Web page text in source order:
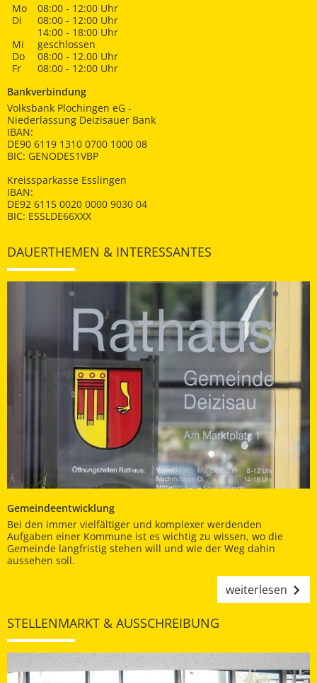
Mo
08:00 - 12:00 Uhr
Di
08:00 - 12:00 Uhr
14:00 - 18:00 Uhr
Mi
geschlossen
Do
08:00 - 12.00 Uhr
Fr
08:00 - 12:00 Uhr
Bankverbindung
Volksbank Plochingen eG -
Niederlassung Deizisauer Bank
IBAN:
DE90 6119 1310 0700 1000 08
BIC: GENODES1VBP
Kreissparkasse Esslingen
IBAN:
DE92 6115 0020 0000 9030 04
BIC: ESSLDE66XXX
DAUERTHEMEN & INTERESSANTES
Gemeindeentwicklung
Bei den immer vielfältiger und komplexer werdenden
Aufgaben einer Kommune ist es wichtig zu wissen, wo die
Gemeinde langfristig stehen will und wie der Weg dahin
aussehen soll.
weiterlesen
STELLENMARKT & AUSSCHREIBUNG